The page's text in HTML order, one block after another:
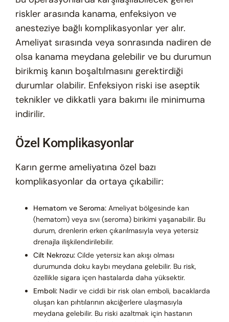
riskler arasında kanama, enfeksiyon ve
anesteziye bağlı komplikasyonlar yer alır.
Ameliyat sırasında veya sonrasında nadiren de
olsa kanama meydana gelebilir ve bu durumun
birikmiş kanın boşaltılmasını gerektirdiği
durumlar olabilir. Enfeksiyon riski ise aseptik
teknikler ve dikkatli yara bakımı ile minimuma
indirilir.
Özel Komplikasyonlar
Karın germe ameliyatına özel bazı
komplikasyonlar da ortaya çıkabilir:
Hematom ve Seroma: Ameliyat bölgesinde kan
(hematom) veya sıvı (seroma) birikimi yaşanabilir. Bu
durum, drenlerin erken çıkarılmasıyla veya yetersiz
drenajla ilişkilendirilebilir.
Cilt Nekrozu: Cilde yetersiz kan akışı olması
durumunda doku kaybı meydana gelebilir. Bu risk,
özellikle sigara içen hastalarda daha yüksektir.
Emboli: Nadir ve ciddi bir risk olan emboli, bacaklarda
oluşan kan pıhtılarının akciğerlere ulaşmasıyla
meydana gelebilir. Bu riski azaltmak için hastanın